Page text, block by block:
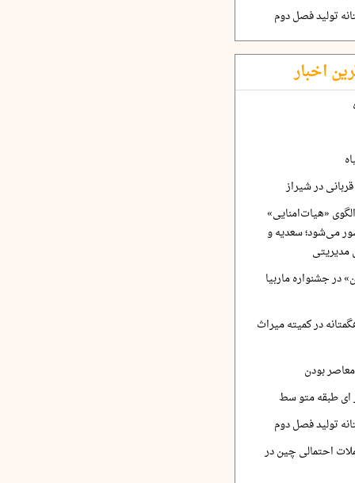
تولید فصل دوم
اخبار
در شیراز
«هیات‌امنایی»
می‌شود؛ سعدیه و
مدیریتی
در جشنواره ماربیا
در کمیته میراث
بودن
ای طبقه متو سط
تولید فصل دوم
احتمالی چین در